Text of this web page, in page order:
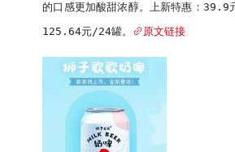
的口感更加酸甜浓醇。上新特惠：
125.64元/24罐。
原文链接